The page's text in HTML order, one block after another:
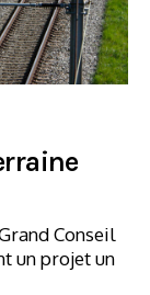
Conseil
un projet un